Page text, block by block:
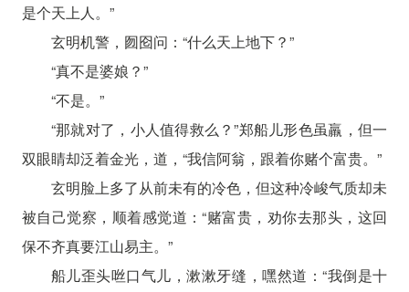
是个天上人。”
玄明机警，囫囵问：“什么天上地下？”
“真不是婆娘？”
“不是。”
“那就对了，小人值得救么？”郑船儿形色虽羸，但一
双眼睛却泛着金光，道，“我信阿翁，跟着你赌个富贵。”
玄明脸上多了从前未有的冷色，但这种冷峻气质却未
被自己觉察，顺着感觉道：“赌富贵，劝你去那头，这回
保不齐真要江山易主。”
船儿歪头咝口气儿，漱漱牙缝，嘿然道：“我倒是十